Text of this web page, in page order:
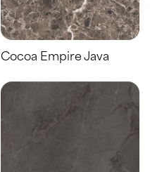
Cocoa Empire Java